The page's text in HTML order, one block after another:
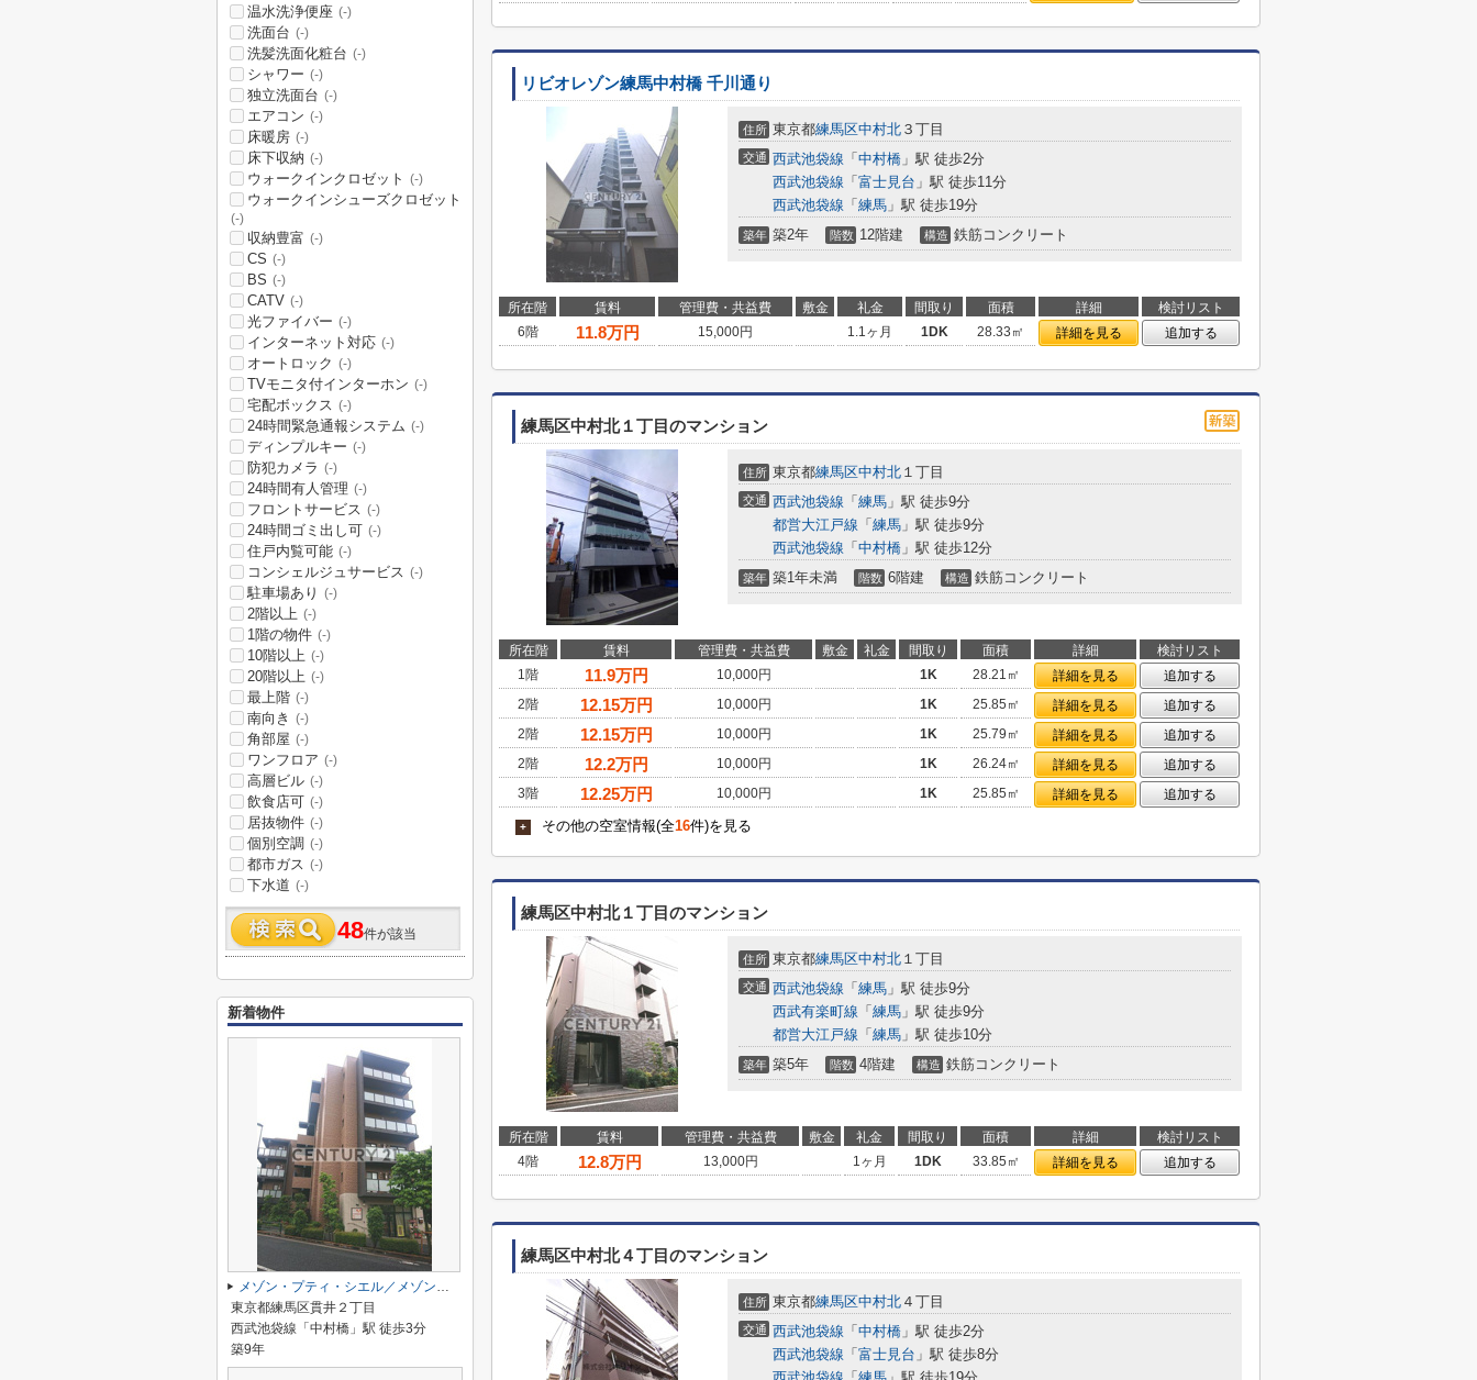
リビオレゾン練馬中村橋 千川通り
住所 東京都練馬区中村北 ３丁目
交通 西武池袋線 「 中村橋 」駅 徒歩2分
西武池袋線 「 富士見台 」駅 徒歩11分
西武池袋線 「 練馬 」駅 徒歩19分
築年 築2年 階数 12階建 構造 鉄筋コンクリート
所在階 賃料 管理費・共益費 敷金 礼金 間取り 面積 詳細
検討リスト
6階
11.8万円 15,000円 1.1ヶ月 1DK 28.33㎡ 詳細を見る 追加する
練馬区中村北１丁目のマンション
住所 東京都練馬区中村北 １丁目
交通 西武池袋線 「 練馬 」駅 徒歩9分
都営大江戸線 「 練馬 」駅 徒歩9分
西武池袋線 「 中村橋 」駅 徒歩12分
築年 築1年未満 階数 6階建 構造 鉄筋コンクリート
所在階 賃料 管理費・共益費 敷金 礼金 間取り 面積 詳細
検討リスト
1階
11.9万円 10,000円 1K 28.21㎡ 詳細を見る
追加する
2階
12.15万円 10,000円 1K 25.85㎡ 詳細を見る
追加する
2階
12.15万円 10,000円 1K 25.79㎡ 詳細を見る
追加する
2階
12.2万円 10,000円 1K 26.24㎡ 詳細を見る
追加する
3階
12.25万円 10,000円 1K 25.85㎡ 詳細を見る 追加する
+ その他の空室情報(全16件)を見る
練馬区中村北１丁目のマンション
住所 東京都練馬区中村北 １丁目
交通 西武池袋線 「 練馬 」駅 徒歩9分
西武有楽町線 「 練馬 」駅 徒歩9分
都営大江戸線 「 練馬 」駅 徒歩10分
築年 築5年 階数 4階建 構造 鉄筋コンクリート
所在階 賃料 管理費・共益費 敷金 礼金 間取り 面積 詳細
検討リスト
4階
12.8万円 13,000円 1ヶ月 1DK 33.85㎡ 詳細を見る 追加する
練馬区中村北４丁目のマンション
住所 東京都練馬区中村北 ４丁目
交通 西武池袋線 「 中村橋 」駅 徒歩2分
西武池袋線 「 富士見台 」駅 徒歩8分
温水洗浄便座 (-)
洗面台 (-)
洗髪洗面化粧台 (-)
シャワー (-)
独立洗面台 (-)
エアコン (-)
床暖房 (-)
床下収納 (-)
ウォークインクロゼット (-)
ウォークインシューズクロゼット
(-)
収納豊富 (-)
CS (-)
BS (-)
CATV (-)
光ファイバー (-)
インターネット対応 (-)
オートロック (-)
TVモニタ付インターホン (-)
宅配ボックス (-)
24時間緊急通報システム (-)
ディンプルキー (-)
防犯カメラ (-)
24時間有人管理 (-)
フロントサービス (-)
24時間ゴミ出し可 (-)
住戸内覧可能 (-)
コンシェルジュサービス (-)
駐車場あり (-)
2階以上 (-)
1階の物件 (-)
10階以上 (-)
20階以上 (-)
最上階 (-)
南向き (-)
角部屋 (-)
ワンフロア (-)
高層ビル (-)
飲食店可 (-)
居抜物件 (-)
個別空調 (-)
都市ガス (-)
下水道 (-)
48件が該当
新着物件
メゾン・プティ・シエル／メゾン・プティ シエル
東京都練馬区貫井２丁目
西武池袋線「中村橋」駅 徒歩3分
築9年